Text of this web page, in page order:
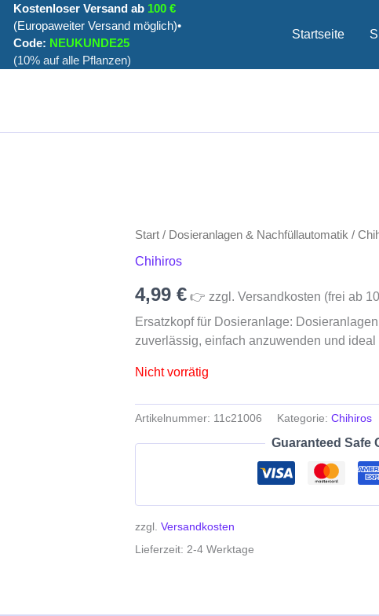
Kostenloser Versand ab 100 €
(Europaweiter Versand möglich)•
Code: NEUKUNDE25
(10% auf alle Pflanzen)
Startseite
Start / Dosieranlagen & Nachfüllautomatik /
Chihiros
4,99 € 👉 zzgl. Versandkosten (frei ab
Ersatzkopf für Dosieranlage:
zuverlässig, einfach anzuwenden und
Nicht vorrätig
Artikelnummer: 11c21006 Kategorie: Chihiros
Guaranteed Safe
zzgl. Versandkosten
Lieferzeit: 2-4 Werktage